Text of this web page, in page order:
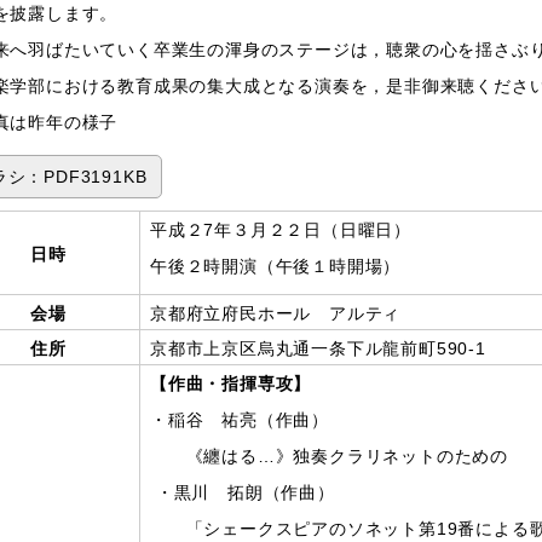
披露します。
羽ばたいていく卒業生の渾身のステージは，聴衆の心を揺さぶり
部における教育成果の集大成となる演奏を，是非御来聴ください
は昨年の様子
シ：PDF3191KB
日時
平成２7年３月２２日（日曜日）
午後２時開演（午後１時開場）
会場
京都府立府民ホール アルティ
住所
京都市上京区烏丸通一条下ル龍前町590‐1
【作曲・指揮専攻】
・稲谷 祐亮（作曲）
《纏はる…》独奏クラリネットのための
・黒川 拓朗（作曲）
「シェークスピアのソネット第19番による歌